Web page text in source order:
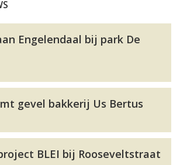
Engelendaal bij park De
gevel bakkerij Us Bertus
BLEI bij Rooseveltstraat